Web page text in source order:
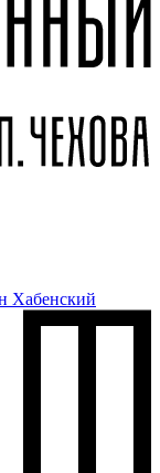
Хабенский